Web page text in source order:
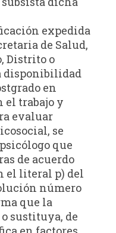
expedida
de Salud,
Distrito o
disponibilidad
en
el trabajo y
evaluar
se
que
de acuerdo
el literal p) del
número
que la
sustituya, de